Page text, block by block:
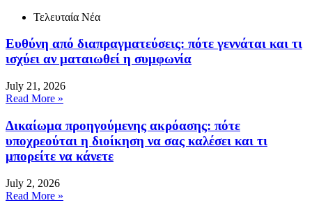
Τελευταία Νέα
Ευθύνη από διαπραγματεύσεις: πότε γεννάται και τι
ισχύει αν ματαιωθεί η συμφωνία
July 21, 2026
Read More »
Δικαίωμα προηγούμενης ακρόασης: πότε
υποχρεούται η διοίκηση να σας καλέσει και τι
μπορείτε να κάνετε
July 2, 2026
Read More »